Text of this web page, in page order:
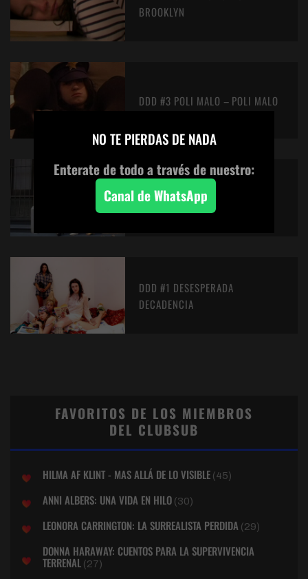
BROOKLYN
DDD #3 POLI MALO – POLI MALO
DDD #2 MOUNTAIN DON’T
DDD #1 DESESPERADA
DECADENCIA
FAVORITOS DE LOS MIEMBROS
DEL CLUBSUB
HILMA AF KLINT - MAS ALLÁ DE LO VISIBLE (45)
ANNI ALBERS: UNA VIDA EN HILO (30)
LEONORA CARRINGTON: LA SURREALISTA PERDIDA (29)
DONNA HARAWAY: CUENTOS PARA LA SUPERVIVENCIA
TERRENAL (27)
NO TE PIERDAS DE NADA
Enterate de todo a través de nuestro:
Canal de WhatsApp